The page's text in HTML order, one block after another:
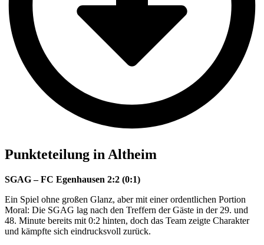
Punkteteilung in Altheim
SGAG – FC Egenhausen 2:2 (0:1)
Ein Spiel ohne großen Glanz, aber mit einer ordentlichen Portion
Moral: Die SGAG lag nach den Treffern der Gäste in der 29. und
48. Minute bereits mit 0:2 hinten, doch das Team zeigte Charakter
und kämpfte sich eindrucksvoll zurück.